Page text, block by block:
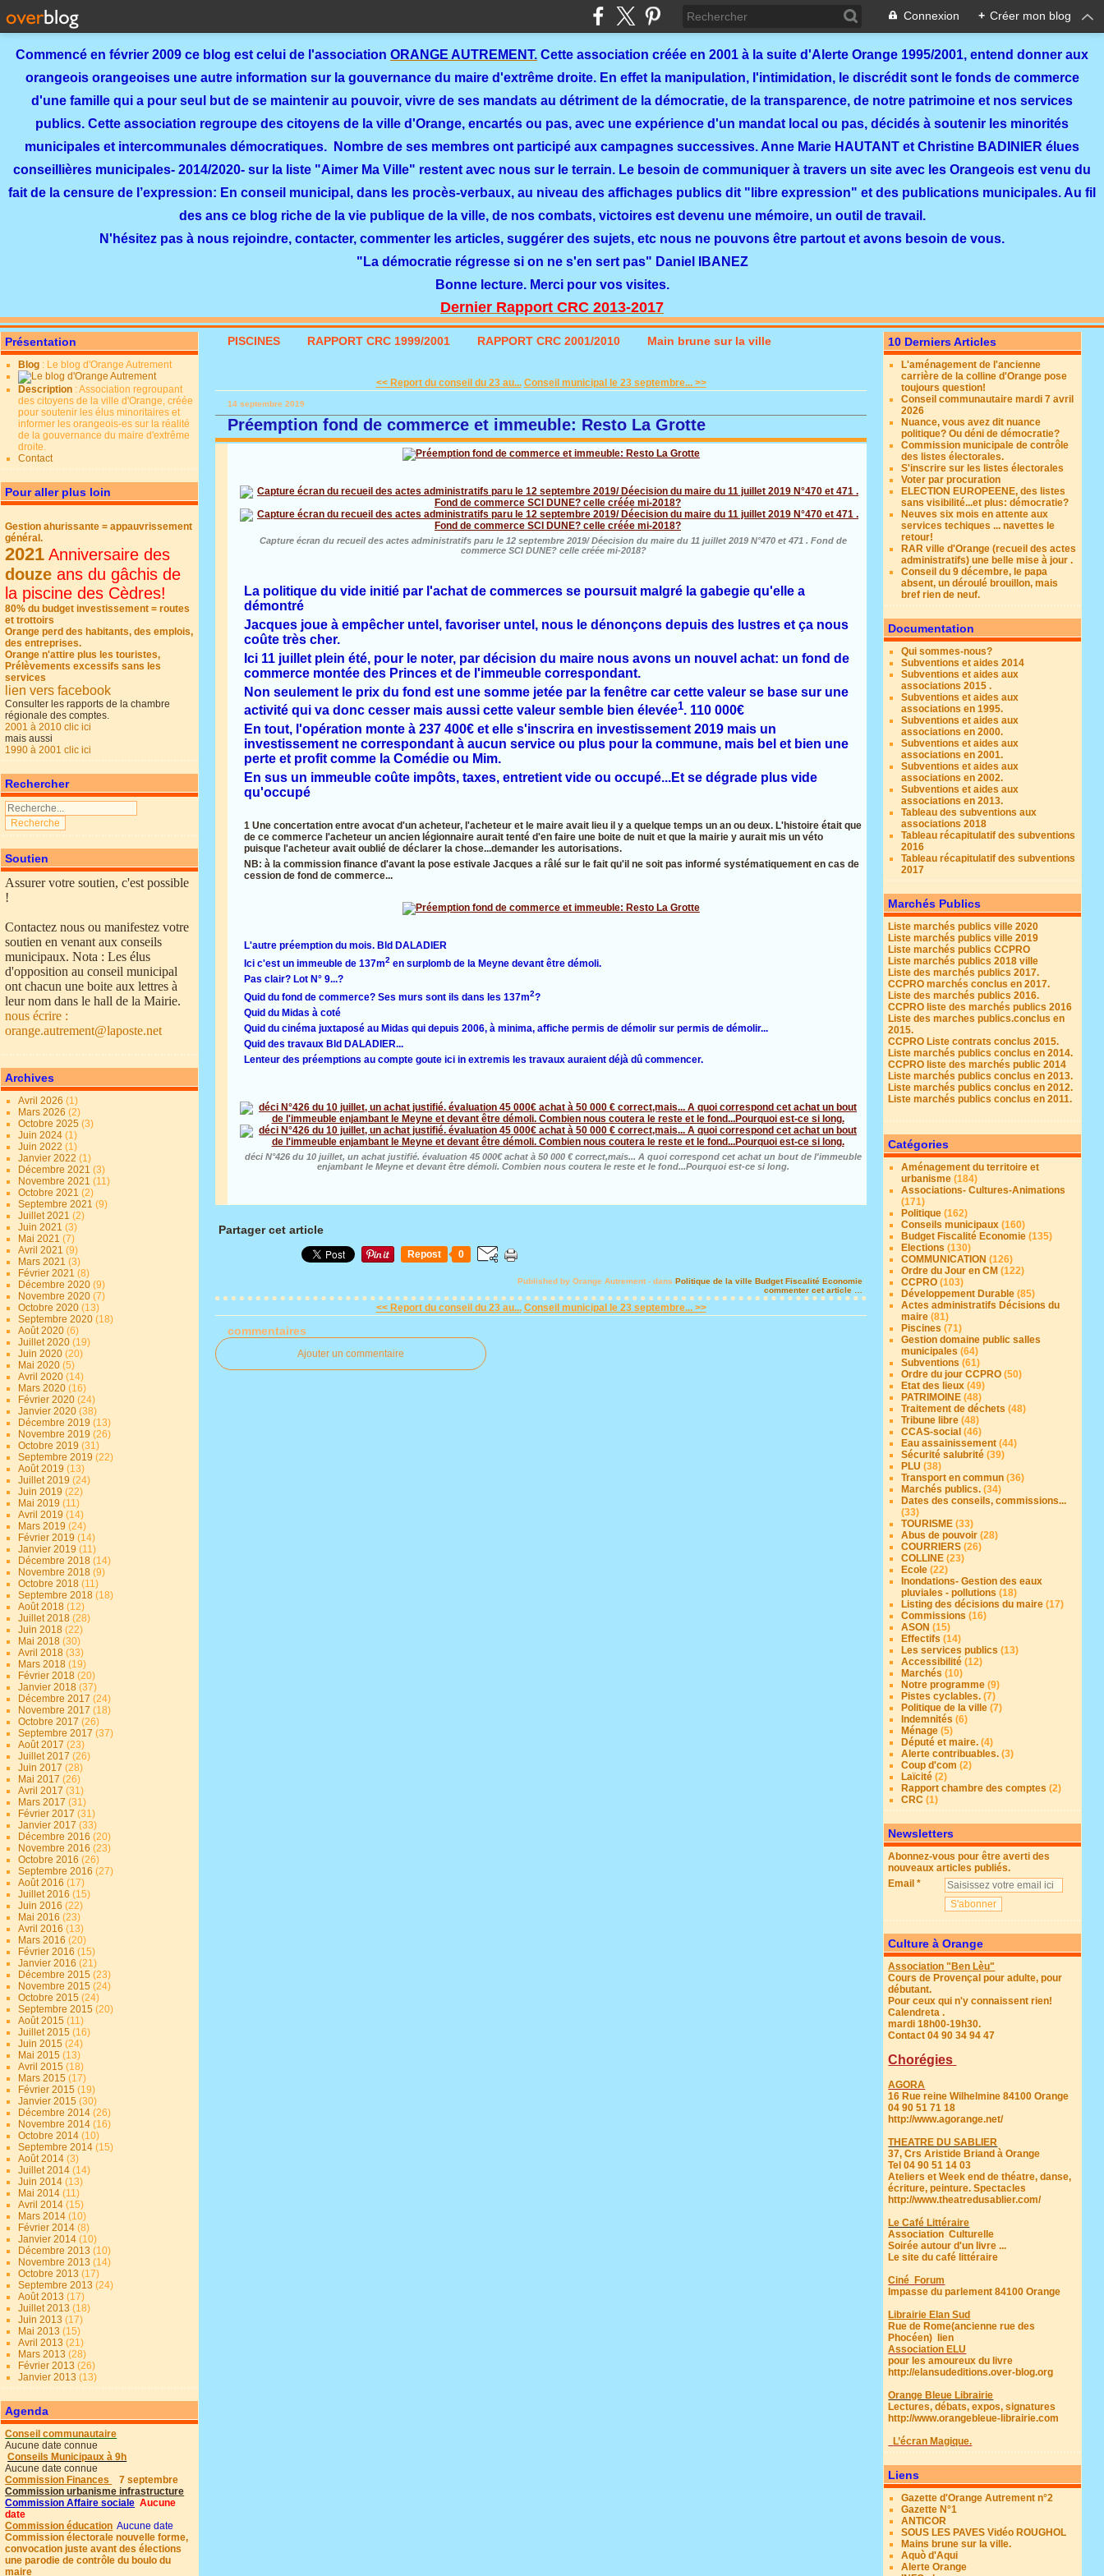
Connexion + Créer mon blog
Commencé en février 2009 ce blog est celui de l'association ORANGE AUTREMENT. Cette association créée en 2001 à la suite d'Alerte Orange 1995/2001, entend donner aux
orangeois orangeoises une autre information sur la gouvernance du maire d'extrême droite. En effet la manipulation, l'intimidation, le discrédit sont le fonds de commerce
d'une famille qui a pour seul but de se maintenir au pouvoir, vivre de ses mandats au détriment de la démocratie, de la transparence, de notre patrimoine et nos services
publics. Cette association regroupe des citoyens de la ville d'Orange, encartés ou pas, avec une expérience d'un mandat local ou pas, décidés à soutenir les minorités
municipales et intercommunales démocratiques. Nombre de ses membres ont participé aux campagnes successives. Anne Marie HAUTANT et Christine BADINIER élues
conseillières municipales- 2014/2020- sur la liste "Aimer Ma Ville" restent avec nous sur le terrain. Le besoin de communiquer à travers un site avec les Orangeois est venu du
fait de la censure de l’expression: En conseil municipal, dans les procès-verbaux, au niveau des affichages publics dit "libre expression" et des publications municipales. Au fil
des ans ce blog riche de la vie publique de la ville, de nos combats, victoires est devenu une mémoire, un outil de travail.
N'hésitez pas à nous rejoindre, contacter, commenter les articles, suggérer des sujets, etc nous ne pouvons être partout et avons besoin de vous.
"La démocratie régresse si on ne s'en sert pas" Daniel IBANEZ
Bonne lecture. Merci pour vos visites.
Dernier Rapport CRC 2013-2017
Présentation
Blog : Le blog d'Orange Autrement
Description : Association regroupant
des citoyens de la ville d'Orange, créée
pour soutenir les élus minoritaires et
informer les orangeois-es sur la réalité
de la gouvernance du maire d'extrême
droite.
Contact
Pour aller plus loin
Gestion ahurissante = appauvrissement
général.
2021 Anniversaire des
douze ans du gâchis de
la piscine des Cèdres!
80% du budget investissement = routes
et trottoirs
Orange perd des habitants, des emplois,
des entreprises.
Orange n'attire plus les touristes,
Prélèvements excessifs sans les
services
lien vers facebook
Consulter les rapports de la chambre
régionale des comptes.
2001 à 2010 clic ici
mais aussi
1990 à 2001 clic ici
Rechercher
Soutien
Assurer votre soutien, c'est possible
!
Contactez nous ou manifestez votre
soutien en venant aux conseils
municipaux. Nota : Les élus
d'opposition au conseil municipal
ont chacun une boite aux lettres à
leur nom dans le hall de la Mairie.
nous écrire :
orange.autrement@laposte.net
Archives
Avril 2026(1)
Mars 2026(2)
Octobre 2025(3)
Juin 2024(1)
Juin 2022(1)
Janvier 2022(1)
Décembre 2021(3)
Novembre 2021(11)
Octobre 2021(2)
Septembre 2021(9)
Juillet 2021(2)
Juin 2021(3)
Mai 2021(7)
Avril 2021(9)
Mars 2021(3)
Février 2021(8)
Décembre 2020(9)
Novembre 2020(7)
Octobre 2020(13)
Septembre 2020(18)
Août 2020(6)
Juillet 2020(19)
Juin 2020(20)
Mai 2020(5)
Avril 2020(14)
Mars 2020(16)
Février 2020(24)
Janvier 2020(38)
Décembre 2019(13)
Novembre 2019(26)
Octobre 2019(31)
Septembre 2019(22)
Août 2019(13)
Juillet 2019(24)
Juin 2019(22)
Mai 2019(11)
Avril 2019(14)
Mars 2019(24)
Février 2019(14)
Janvier 2019(11)
Décembre 2018(14)
Novembre 2018(9)
Octobre 2018(11)
Septembre 2018(18)
Août 2018(12)
Juillet 2018(28)
Juin 2018(22)
Mai 2018(30)
Avril 2018(33)
Mars 2018(19)
Février 2018(20)
Janvier 2018(37)
Décembre 2017(24)
Novembre 2017(18)
Octobre 2017(26)
Septembre 2017(37)
Août 2017(23)
Juillet 2017(26)
Juin 2017(28)
Mai 2017(26)
Avril 2017(31)
Mars 2017(31)
Février 2017(31)
Janvier 2017(33)
Décembre 2016(20)
Novembre 2016(23)
Octobre 2016(26)
Septembre 2016(27)
Août 2016(17)
Juillet 2016(15)
Juin 2016(22)
Mai 2016(23)
Avril 2016(13)
Mars 2016(20)
Février 2016(15)
Janvier 2016(21)
Décembre 2015(23)
Novembre 2015(24)
Octobre 2015(24)
Septembre 2015(20)
Août 2015(11)
Juillet 2015(16)
Juin 2015(24)
Mai 2015(13)
Avril 2015(18)
Mars 2015(17)
Février 2015(19)
Janvier 2015(30)
Décembre 2014(26)
Novembre 2014(16)
Octobre 2014(10)
Septembre 2014(15)
Août 2014(3)
Juillet 2014(14)
Juin 2014(13)
Mai 2014(11)
Avril 2014(15)
Mars 2014(10)
Février 2014(8)
Janvier 2014(10)
Décembre 2013(10)
Novembre 2013(14)
Octobre 2013(17)
Septembre 2013(24)
Août 2013(17)
Juillet 2013(18)
Juin 2013(17)
Mai 2013(15)
Avril 2013(21)
Mars 2013(28)
Février 2013(26)
Janvier 2013(13)
Agenda
Conseil communautaire
Aucune date connue
Conseils Municipaux à 9h
Aucune date connue
Commission Finances
7 septembre
Commission urbanisme infrastructure
Commission Affaire sociale Aucune
date
Commission éducation Aucune date
Commission électorale nouvelle forme,
convocation juste avant des élections
une parodie de contrôle du boulo du
maire
PISCINES RAPPORT CRC 1999/2001 RAPPORT CRC 2001/2010 Main brune sur la ville
<< Report du conseil du 23 au... Conseil municipal le 23 septembre... >>
14 septembre 2019
Préemption fond de commerce et immeuble: Resto La Grotte
Capture écran du recueil des actes administratifs paru le 12 septembre 2019/ Déecision du maire du 11 juillet 2019 N°470 et 471 . Fond de
commerce SCI DUNE? celle créée mi-2018?
La politique du vide initié par l'achat de commerces se poursuit malgré la gabegie qu'elle a
démontré
Jacques joue à empêcher untel, favoriser untel, nous le dénonçons depuis des lustres et ça nous
coûte très cher.
Ici 11 juillet plein été, pour le noter, par décision du maire nous avons un nouvel achat: un fond de
commerce montée des Princes et de l'immeuble correspondant.
Non seulement le prix du fond est une somme jetée par la fenêtre car cette valeur se base sur une
activité qui va donc cesser mais aussi cette valeur semble bien élevée1. 110 000€
En tout, l'opération monte à 237 400€ et elle s'inscrira en investissement 2019 mais un
investissement ne correspondant à aucun service ou plus pour la commune, mais bel et bien une
perte et profit comme la Comédie ou Mim.
En sus un immeuble coûte impôts, taxes, entretient vide ou occupé...Et se dégrade plus vide
qu'occupé
1 Une concertation entre avocat d'un acheteur, l'acheteur et le maire avait lieu il y a quelque temps un an ou deux. L'histoire était que
de ce commerce l'acheteur un ancien légionnaire aurait tenté d'en faire une boite de nuit et que la mairie y aurait mis un véto
puisque l'acheteur avait oublié de déclarer la chose...demander les autorisations.
NB: à la commission finance d'avant la pose estivale Jacques a râlé sur le fait qu'il ne soit pas informé systématiquement en cas de
cession de fond de commerce...
L'autre préemption du mois. Bld DALADIER
Ici c'est un immeuble de 137m2 en surplomb de la Meyne devant être démoli.
Pas clair? Lot N° 9...?
Quid du fond de commerce? Ses murs sont ils dans les 137m2?
Quid du Midas à coté
Quid du cinéma juxtaposé au Midas qui depuis 2006, à minima, affiche permis de démolir sur permis de démolir...
Quid des travaux Bld DALADIER...
Lenteur des préemptions au compte goute ici in extremis les travaux auraient déjà dû commencer.
déci N°426 du 10 juillet, un achat justifié. évaluation 45 000€ achat à 50 000 € correct,mais... A quoi correspond cet achat un bout de l'immeuble
enjambant le Meyne et devant être démoli. Combien nous coutera le reste et le fond...Pourquoi est-ce si long.
Partager cet article
Repost 0
Published by Orange Autrement - dansPolitique de la ville Budget Fiscalité Economie
commenter cet article …
<< Report du conseil du 23 au... Conseil municipal le 23 septembre... >>
commentaires
Ajouter un commentaire
10 Derniers Articles
L'aménagement de l'ancienne
carrière de la colline d'Orange pose
toujours question!
Conseil communautaire mardi 7 avril
2026
Nuance, vous avez dit nuance
politique? Ou déni de démocratie?
Commission municipale de contrôle
des listes électorales.
S'inscrire sur les listes électorales
Voter par procuration
ELECTION EUROPEENE, des listes
sans visibilité...et plus: démocratie?
Neuves six mois en attente aux
services techiques ... navettes le
retour!
RAR ville d'Orange (recueil des actes
administratifs) une belle mise à jour .
Conseil du 9 décembre, le papa
absent, un déroulé brouillon, mais
bref rien de neuf.
Documentation
Qui sommes-nous?
Subventions et aides 2014
Subventions et aides aux
associations 2015 .
Subventions et aides aux
associations en 1995.
Subventions et aides aux
associations en 2000.
Subventions et aides aux
associations en 2001.
Subventions et aides aux
associations en 2002.
Subventions et aides aux
associations en 2013.
Tableau des subventions aux
associations 2018
Tableau récapitulatif des subventions
2016
Tableau récapitulatif des subventions
2017
Marchés Publics
Liste marchés publics ville 2020
Liste marchés publics ville 2019
Liste marchés publics CCPRO
Liste marchés publics 2018 ville
Liste des marchés publics 2017.
CCPRO marchés conclus en 2017.
Liste des marchés publics 2016.
CCPRO liste des marchés publics 2016
Liste des marches publics.conclus en
2015.
CCPRO Liste contrats conclus 2015.
Liste marchés publics conclus en 2014.
CCPRO liste des marchés public 2014
Liste marchés publics conclus en 2013.
Liste marchés publics conclus en 2012.
Liste marchés publics conclus en 2011.
Catégories
Aménagement du territoire et
urbanisme (184)
Associations- Cultures-Animations
(171)
Politique (162)
Conseils municipaux (160)
Budget Fiscalité Economie (135)
Elections (130)
COMMUNICATION (126)
Ordre du Jour en CM (122)
CCPRO (103)
Développement Durable (85)
Actes administratifs Décisions du
maire (81)
Piscines (71)
Gestion domaine public salles
municipales (64)
Subventions (61)
Ordre du jour CCPRO (50)
Etat des lieux (49)
PATRIMOINE (48)
Traitement de déchets (48)
Tribune libre (48)
CCAS-social (46)
Eau assainissement (44)
Sécurité salubrité (39)
PLU (38)
Transport en commun (36)
Marchés publics. (34)
Dates des conseils, commissions...
(33)
TOURISME (33)
Abus de pouvoir (28)
COURRIERS (26)
COLLINE (23)
Ecole (22)
Inondations- Gestion des eaux
pluviales - pollutions (18)
Listing des décisions du maire (17)
Commissions (16)
ASON (15)
Effectifs (14)
Les services publics (13)
Accessibilité (12)
Marchés (10)
Notre programme (9)
Pistes cyclables. (7)
Politique de la ville (7)
Indemnités (6)
Ménage (5)
Député et maire. (4)
Alerte contribuables. (3)
Coup d'com (2)
Laïcité (2)
Rapport chambre des comptes (2)
CRC (1)
Newsletters
Abonnez-vous pour être averti des
nouveaux articles publiés.
Email
Culture à Orange
Association "Ben Lèu"
Cours de Provençal pour adulte, pour
débutant.
Pour ceux qui n'y connaissent rien!
Calendreta .
mardi 18h00-19h30.
Contact 04 90 34 94 47
Chorégies
AGORA
16 Rue reine Wilhelmine 84100 Orange
04 90 51 71 18
http://www.agorange.net/
THEATRE DU SABLIER
37, Crs Aristide Briand à Orange
Tel 04 90 51 14 03
Ateliers et Week end de théatre, danse,
écriture, peinture. Spectacles
http://www.theatredusablier.com/
Le Café Littéraire
Association Culturelle
Soirée autour d'un livre ...
Le site du café littéraire
Ciné Forum
Impasse du parlement 84100 Orange
Librairie Elan Sud
Rue de Rome(ancienne rue des
Phocéen)
lien
Association ELU
pour les amoureux du livre
http://elansudeditions.over-blog.org
Orange Bleue Librairie
Lectures, débats, expos, signatures
http://www.orangebleue-librairie.com
L’écran Magique.
Liens
Gazette d'Orange Autrement n°2
Gazette N°1
ANTICOR
SOUS LES PAVES Vidéo ROUGHOL
Mains brune sur la ville.
Aquò d'Aqui
Alerte Orange